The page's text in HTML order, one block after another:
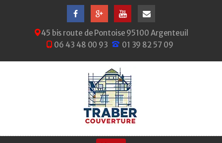
45 bis route de Pontoise 95100 Argenteuil
06 43 48 00 93
01 39 82 57 09